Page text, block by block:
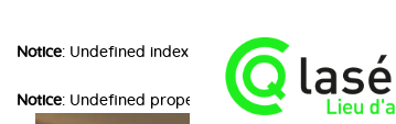
Notice: Undefined index: choice in/home/
Notice: Undefined property: image::$nom_cache in